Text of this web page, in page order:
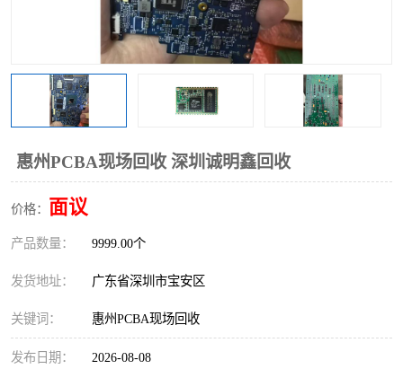
惠州PCBA现场回收 深圳诚明鑫回收
价格： 面议
产品数量： 9999.00个
发货地址： 广东省深圳市宝安区
关键词： 惠州PCBA现场回收
发布日期： 2026-08-08